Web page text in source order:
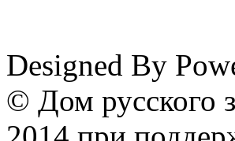
Designed By
© Дом русского